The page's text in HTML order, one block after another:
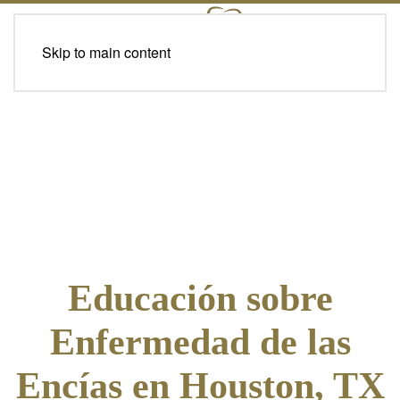
Skip to main content
Educación sobre
Enfermedad de las
Encías en Houston, TX